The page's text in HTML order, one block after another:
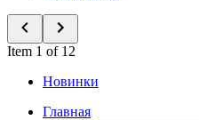
Item 1 of 12
Новинки
Главная